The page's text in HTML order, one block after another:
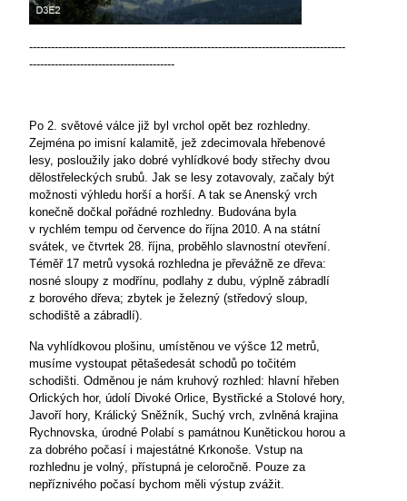
---------------------------------------------------------------------------------------
----------------------------------------
Po 2. světové válce již byl vrchol opět bez rozhledny.
Zejména po imisní kalamitě, jež zdecimovala hřebenové
lesy, posloužily jako dobré vyhlídkové body střechy dvou
dělostřeleckých srubů. Jak se lesy zotavovaly, začaly být
možnosti výhledu horší a horší. A tak se Anenský vrch
konečně dočkal pořádné rozhledny. Budována byla
v rychlém tempu od července do října 2010. A na státní
svátek, ve čtvrtek 28. října, proběhlo slavnostní otevření.
Téměř 17 metrů vysoká rozhledna je převážně ze dřeva:
nosné sloupy z modřínu, podlahy z dubu, výplně zábradlí
z borového dřeva; zbytek je železný (středový sloup,
schodiště a zábradlí).
Na vyhlídkovou plošinu, umístěnou ve výšce 12 metrů,
musíme vystoupat pětašedesát schodů po točitém
schodišti. Odměnou je nám kruhový rozhled: hlavní hřeben
Orlických hor, údolí Divoké Orlice, Bystřické a Stolové hory,
Javoří hory, Králický Sněžník, Suchý vrch, zvlněná krajina
Rychnovska, úrodné Polabí s památnou Kunětickou horou a
za dobrého počasí i majestátné Krkonoše. Vstup na
rozhlednu je volný, přístupná je celoročně. Pouze za
nepříznivého počasí bychom měli výstup zvážit.